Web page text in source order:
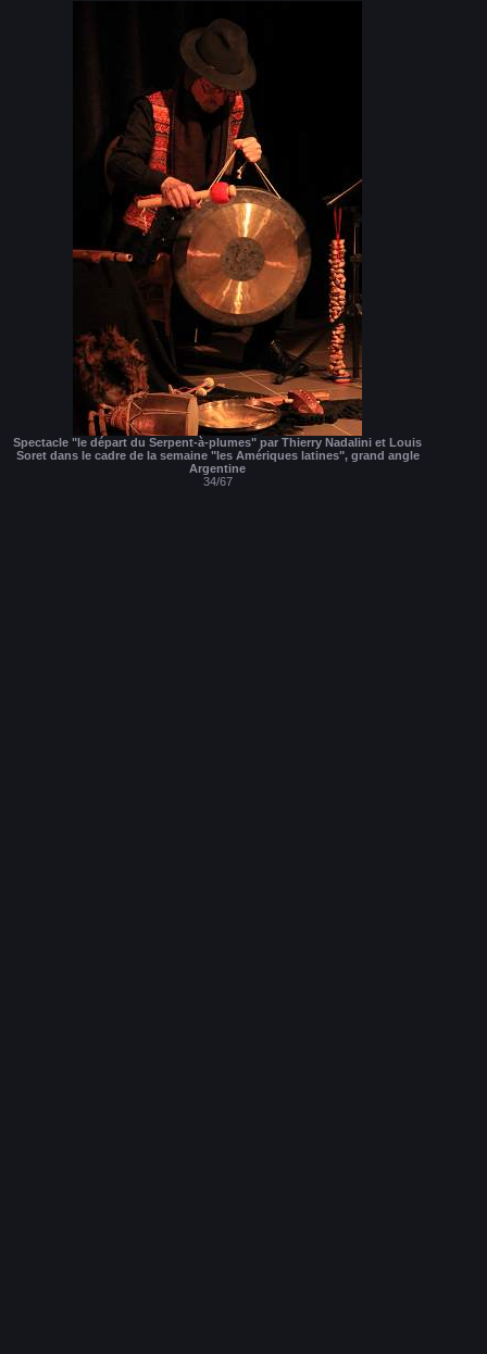
Spectacle "le départ du Serpent-à-plumes" par Thierry Nadalini et Louis
Soret dans le cadre de la semaine "les Amériques latines", grand angle
Argentine
34/67